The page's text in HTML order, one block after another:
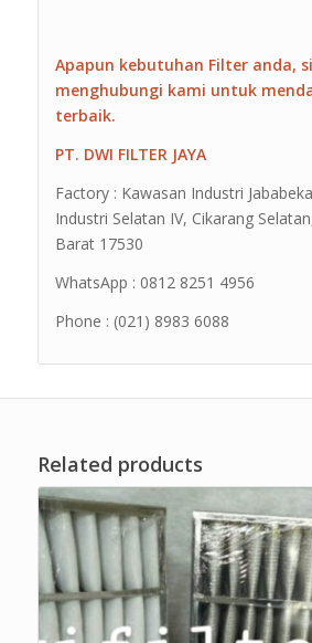
Apapun kebutuhan Filter anda,
menghubungi kami untuk
terbaik.
PT. DWI FILTER JAYA
Factory : Kawasan Industri
Industri Selatan IV, Cikarang
Barat 17530
WhatsApp : 0812 8251 4956
Phone : (021) 8983 6088
Related products